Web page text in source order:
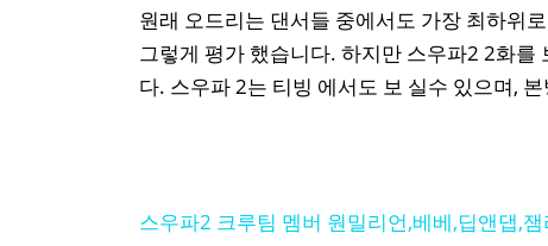
원래 오드리는 댄서들 중에서도 가장 최하위
그렇게 평가 했습니다. 하지만 스우파2 2화를
다. 스우파 2는 티빙 에서도 보 실수 있으며,
스우파2 크루팀 멤버 원밀리언,베베,딥앤댑,